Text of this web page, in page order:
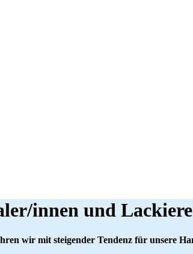
innen und
wir mit steigender Tendenz für unsere